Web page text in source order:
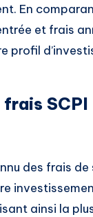
En
et frais
profil
des frais
ainsi la